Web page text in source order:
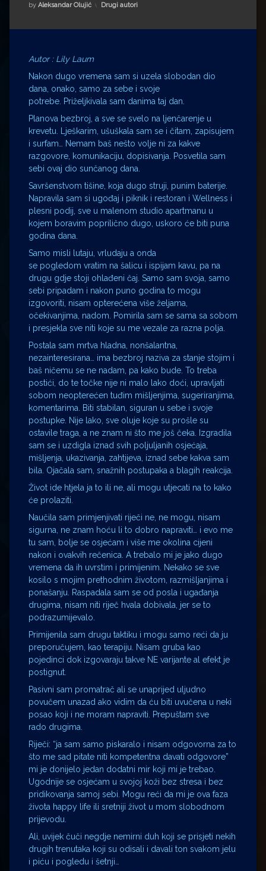
Impressum
Milenko Strižak
Drugi autori
Drugi autori
Matea Andrić
Ljiljana Lekanić-Kljaić
Željko Krznarić
Mario Lovreković
Miroslav Šantek
by Aleksandar Olujić Kategorije:
Drugi autori
Autor : Lily Laum
Nakon dugo vremena sam si uzela slobodan dio
dana, onako, samo za sebe i svoje
potrebe. Priželjkivala sam danima taj dan.
Planova bezbroj, a sve se svelo na ljenčarenje u
krevetu. Lješkarim, ušuškala sam se i čitam, zapisujem
i surfam… Nemam baš nešto volje ni za kakve
razgovore, komunikaciju, dopisivanja. Posvetila sam
sebi ovaj dio sunčanog dana.
Savršenstvom tišine, koja dugo struji, punim baterije.
Napravila sam si ugođaj i piknik i restoran i Wellness i
plesni podij, sve u malenom studio apartmanu u
kojem boravim poprilično dugo, uskoro će biti puna
godina dana.
Samo misli lutaju, vrludaju a onda
se pogledom vratim na šalicu i ispijam kavu, pa na
drugu gdje stoji ohlađeni čaj. Samo sam svoja, samo
sebi pripadam i nakon puno godina to mogu
izgovoriti, nisam opterećena više željama,
očekivanjima, nadom. Pomirila sam se sama sa sobom
i presjekla sve niti koje su me vezale za razna polja.
Postala sam mrtva hladna, nonšalantna,
nezainteresirana… ima bezbroj naziva za stanje stojim i
baš ničemu se ne nadam, pa kako bude. To treba
postići, do te točke nije ni malo lako doći, upravljati
sobom neopterećen tuđim mišljenjima, sugeriranjima,
komentarima. Biti stabilan, siguran u sebe i svoje
postupke. Nije lako, sve oluje koje su prošle su
ostavile traga, a ne znam ni što me još čeka. Izgradila
sam se i uzdigla iznad svih poljuljanih osjećaja,
mišljenja, ukazivanja, zahtijeva, iznad sebe kakva sam
bila. Ojačala sam, snažnih postupaka a blagih reakcija.
Život ide htjela ja to ili ne, ali mogu utjecati na to kako
će prolaziti.
Naučila sam primjenjivati riječi ne, ne mogu, nisam
sigurna, ne znam hoću li to dobro napraviti… i evo me
tu sam, bolje se osjećam i više me okolina cijeni
nakon i ovakvih rečenica. A trebalo mi je jako dugo
vremena da ih uvrstim i primijenim. Nekako se sve
kosilo s mojim prethodnim životom, razmišljanjima i
ponašanju. Raspadala sam se od posla i ugađanja
drugima, nisam niti riječ hvala dobivala, jer se to
podrazumijevalo.
Primijenila sam drugu taktiku i mogu samo reći da ju
preporučujem, kao terapiju. Nisam gruba kao
pojedinci dok izgovaraju takve NE varijante al efekt je
postignut.
Pasivni sam promatrač ali se unaprijed uljudno
povučem unazad ako vidim da ću biti uvučena u neki
posao koji i ne moram napraviti. Prepuštam sve
rado drugima.
Riječi: “ja sam samo piskaralo i nisam odgovorna za to
što me sad pitate niti kompetentna davati odgovore”
mi je donijelo jedan dodatni mir koji mi je trebao.
Ugodnije se osjećam u svojoj koži bez stresa i bez
pridikovanja samoj sebi. Mogu reći da mi je ova faza
života happy life ili sretniji život u mom slobodnom
prijevodu.
Ali, uvijek čuči negdje nemirni duh koji se prisjeti nekih
drugih trenutaka koji su odisali i davali ton svakom jelu
i piću i pogledu i šetnji…